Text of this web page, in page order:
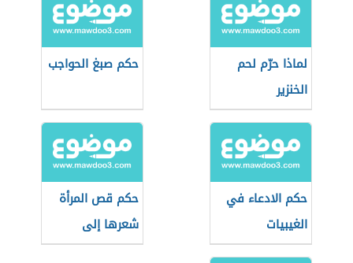
لماذا حرّم لحم
الخنزير
حكم صبغ الحواجب
حكم الادعاء في
الغيبيات
حكم قص المرأة
شعرها إلى
الأذنين